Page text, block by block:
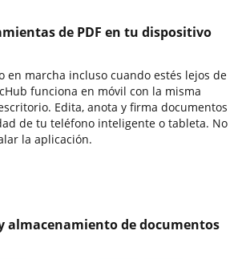
de PDF en tu dispositivo
en marcha incluso cuando estés lejos de
funciona en móvil con la misma
Edita, anota y firma documentos
de tu teléfono inteligente o tableta. No
la aplicación.
almacenamiento de documentos